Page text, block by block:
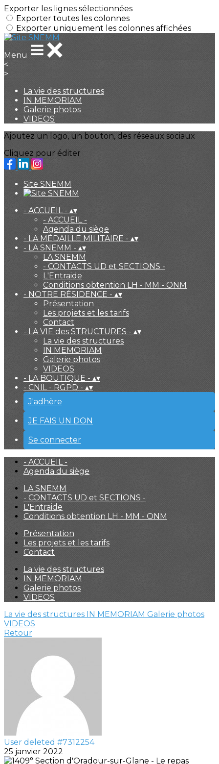
Exporter les lignes sélectionnées
Exporter toutes les colonnes
Exporter uniquement les colonnes affichées
Menu
<
>
La vie des structures
IN MEMORIAM
Galerie photos
VIDEOS
Ajoutez un logo, un bouton, des réseaux sociaux
Cliquez pour éditer
Site SNEMM
- ACCUEIL - ▴▾
- ACCUEIL -
Agenda du siège
- LA MÉDAILLE MILITAIRE - ▴▾
- LA SNEMM - ▴▾
LA SNEMM
- CONTACTS UD et SECTIONS -
L'Entraide
Conditions obtention LH - MM - ONM
- NOTRE RÉSIDENCE - ▴▾
Présentation
Les projets et les tarifs
Contact
- LA VIE des STRUCTURES - ▴▾
La vie des structures
IN MEMORIAM
Galerie photos
VIDEOS
- LA BOUTIQUE - ▴▾
- CNIL - RGPD - ▴▾
J'adhère
JE FAIS UN DON
Se connecter
- ACCUEIL -
Agenda du siège
LA SNEMM
- CONTACTS UD et SECTIONS -
L'Entraide
Conditions obtention LH - MM - ONM
Présentation
Les projets et les tarifs
Contact
La vie des structures
IN MEMORIAM
Galerie photos
VIDEOS
La vie des structures IN MEMORIAM Galerie photos
VIDEOS
Retour
User deleted #7312254
25 janvier 2022